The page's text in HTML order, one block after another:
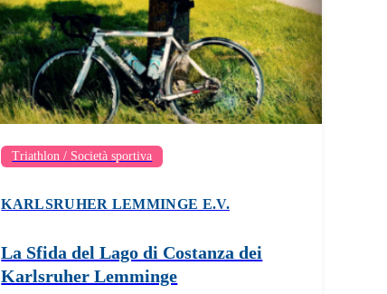
Triathlon / Società sportiva
KARLSRUHER LEMMINGE E.V.
La Sfida del Lago di Costanza dei
Karlsruher Lemminge